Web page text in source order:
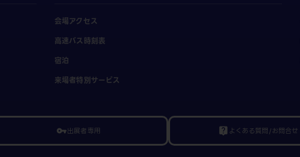
会場アクセス
高速バス時刻表
宿泊
来場者特別サービス
vpn_key出展者専用 live_help よくある質問/お問合せ